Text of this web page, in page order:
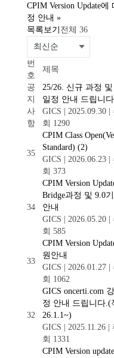
CPIM Version Update
정 안내 »
목록보기 전체 36
번
호
제목
공
지
사
항
25/26. 신규 과정 및
일정 안내 드립니
GICS
2025.09.30
회 1290
35
CPIM Class
Standard) (2)
GICS
2026.06.23
회 373
34
CPIM Version
Bridge과정 및 9.0
안내
GICS
2026.05.20
회 585
33
CPIM Version
원안내
GICS
2026.01.27
회 1062
32
GICS oncerti.com
정 안내 드립니다.(
26.1.1~)
GICS
2025.11.26
회 1331
CPIM Version